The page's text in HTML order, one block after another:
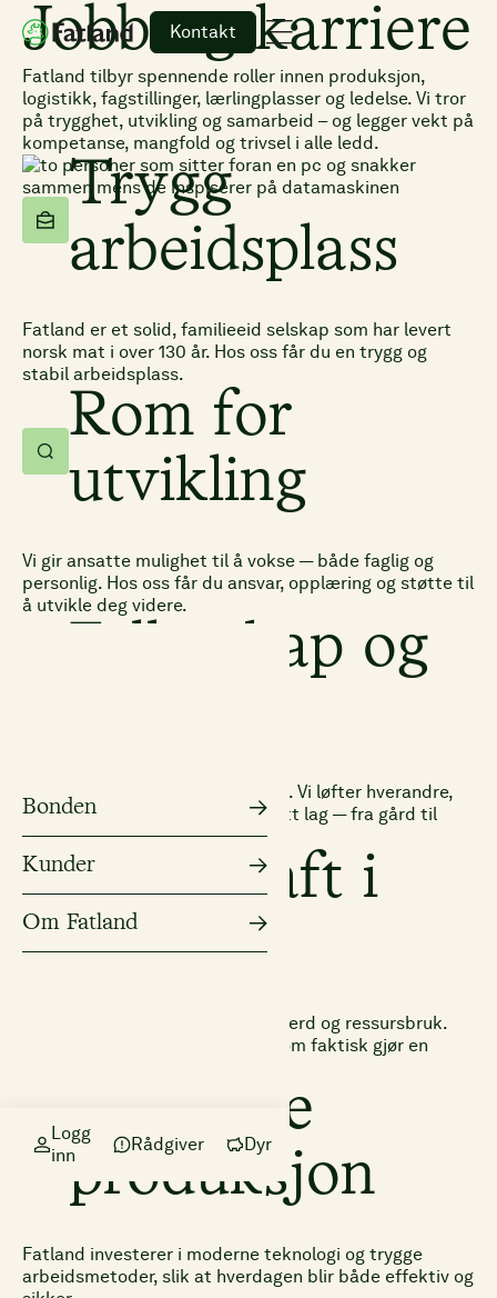
Kontakt
Bonden
Kunder
Om Fatland
Logg
inn
Rådgiver Dyr
Jobb og karriere
Fatland tilbyr spennende roller innen produksjon,
logistikk, fagstillinger, lærlingplasser og ledelse. Vi tror
på trygghet, utvikling og samarbeid – og legger vekt på
kompetanse, mangfold og trivsel i alle ledd.
Trygg
arbeidsplass
Fatland er et solid, familieeid selskap som har levert
norsk mat i over 130 år. Hos oss får du en trygg og
stabil arbeidsplass.
Rom for
utvikling
Vi gir ansatte mulighet til å vokse — både faglig og
personlig. Hos oss får du ansvar, opplæring og støtte til
å utvikle deg videre.
Fellesskap og
Hos Fatland står samhold sterkt. Vi løfter hverandre,
deler kunnskap og jobber som ett lag — fra gård til
bord.
Bærekraft i
praksis
Vi tar ansvar for miljøet, dyrevelferd og ressursbruk.
Hos oss jobber du i et selskap som faktisk gjør en
Moderne
produksjon
Fatland investerer i moderne teknologi og trygge
arbeidsmetoder, slik at hverdagen blir både effektiv og